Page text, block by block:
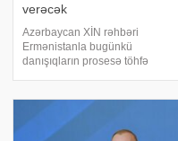
verəcək
Azərbaycan XİN rəhbəri
Ermənistanla bugünkü
danışıqların prosesə töhfə
Ceyhun Bayramov qazaxıstanlı
həmkarı Murat Nurtleu ilə
bugünkü görüşdə delimitasiy